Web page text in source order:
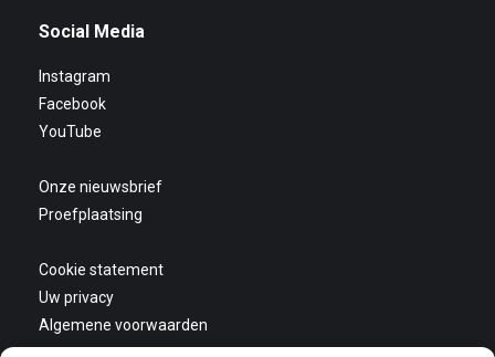
Social Media
Instagram
Facebook
YouTube
Onze nieuwsbrief
Proefplaatsing
Cookie statement
Uw privacy
Algemene voorwaarden